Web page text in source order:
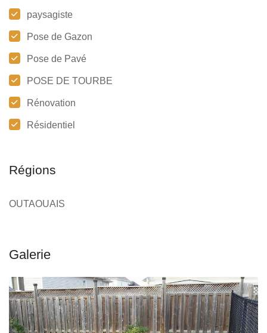
paysagiste
Pose de Gazon
Pose de Pavé
POSE DE TOURBE
Rénovation
Résidentiel
Régions
OUTAOUAIS